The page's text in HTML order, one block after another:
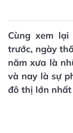
Cùng xem
trước, ngày
năm xưa là
và nay là sự
đô thị lớn nhất